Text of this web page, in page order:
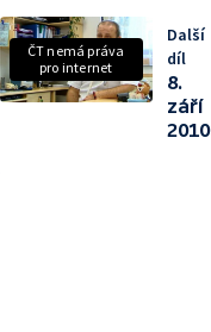
ČT nemá práva
pro internet
Další
díl
8.
září
2010